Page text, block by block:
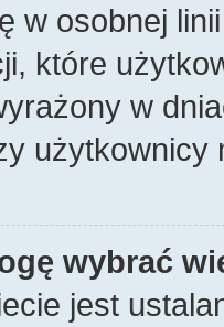
w osobnej
które
w
użytkownicy
wybrać
jest